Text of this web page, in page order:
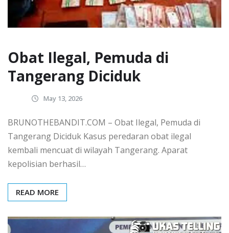
Obat Ilegal, Pemuda di
Tangerang Diciduk
May 13, 2026
BRUNOTHEBANDIT.COM – Obat Ilegal, Pemuda di
Tangerang Diciduk Kasus peredaran obat ilegal
kembali mencuat di wilayah Tangerang. Aparat
kepolisian berhasil…
READ MORE